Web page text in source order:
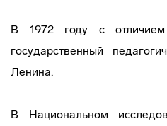
В 1972 году с отличием
государственный
Ленина.
В Национальном